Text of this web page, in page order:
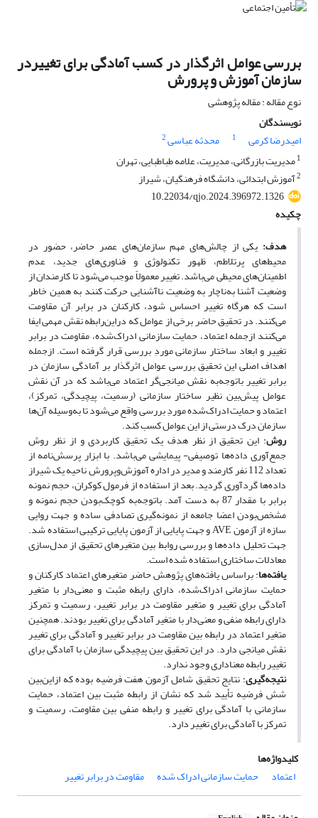
بررسی عوامل اثرگذار در کسب آمادگی برای تغییردر
سازمان آموزش و پرورش
نوع مقاله : مقاله پژوهشی
نویسندگان
امیدرضا کرمی
1 محدثه عباسی2
1مدیریت بازرگانی، مدیریت، علامه طباطبایی، تهران
2آموزش ابتدائی، دانشگاه فرهنگیان، شیراز
10.22034/qjo.2024.396972.1326
چکیده
هدف: یکی از چالش‌های‌ مهم سازمان‌های‌ عصر حاضر، حضور در
محیط‌های‌ پرتلاطم‌، ظهور تکنولوژی و فناوری‌های‌ جدید، عدم
اطمینان‌های‌ محیطی می‌باشد. تغییر معمولاً موجب می‌شود تا کارمندان از
وضعیت آشنا به‌ناچار به وضعیت ناآشنایی حرکت کنند به همین خاطر
است که هرگاه‌ تغییر احساس شود، کارکنان در برابر آن مقاومت
می‌کنند. در تحقیق حاضر برخی از عوامل که دراین‌رابطه‌ نقش مهمی ایفا
می‌کنند ازجمله اعتماد، حمایت سازمانی ادراک‌شده‌، مقاومت در برابر
تغییر و ابعاد ساختار سازمانی موردِ بررسی‌ قرار گرفته است. ازجمله‌
اهداف اصلی این تحقیق بررسی عوامل اثرگذار بر آمادگی سازمان در
برابر تغییر باتوجه‌به‌ نقش میانجی‌گر اعتماد می‌باشد که در آن نقش
عوامل پیش‌بین‌ نظیر ساختار سازمانی (رسمیت، پیچیدگی، تمرکز)،
اعتماد و حمایت ادراک‌شده‌ موردِ بررسی‌ واقع می‌شود تا به‌وسیله‌ آن‌ها
سازمان درک درستی از این عوامل کسب کند.
روش: این تحقیق از نظر هدف یک تحقیق کاربردی و از نظر روش
جمع‌آوری‌ داده‌ها توصیفی- پیمایشی می‌باشد. با ابزار پرسش‌نامه‌ از
تعداد 112 نفر کارمند و مدیر در اداره آموزش‌وپرورش‌ ناحیه یک شیراز
داده‌ها گردآوری گردید. بعد از استفاده از فرمول کوکران، حجم نمونه
برابر با مقدار 87 به دست‌ آمد. باتوجه‌به‌ کوچک‌بودن‌ حجم نمونه و
مشخص‌بودن‌ اعضا جامعه از نمونه‌گیری‌ تصادفی ساده و جهت روایی
سازه از آزمون AVE و جهت پایایی از آزمون پایایی ترکیبی استفاده شد.
جهت تحلیل داده‌ها و بررسی روابط بین متغیرهای تحقیق از مدل‌سازی‌
معادلات ساختاری استفاده شده است.
یافته‌ها: براساس یافته‌های‌ پژوهش حاضر متغیرهای‌ اعتماد کارکنان و
حمایت سازمانی ادراک‌شده،‎ دارای رابطه مثبت و معنی‌دار با متغیر
آمادگی برای تغییر و متغیر مقاومت در برابر تغییر، رسمیت و تمرکز
دارای رابطه منفی و معنی‌دار با متغیر آمادگی برای تغییر بودند. همچنین
متغیر اعتماد در رابطه بین مقاومت در برابر تغییر و آمادگی برای تغییر
نقش میانجی دارد. در این تحقیق بین پیچیدگی سازمان با آمادگی برای
تغییر رابطه معناداری وجود ندارد.
نتیجه‌گیری: نتایج تحقیق شامل آزمون هفت فرضیه بوده که ازاین‌بین‌
شش فرضیه تأیید شد که نشان از رابطه مثبت بین اعتماد، حمایت
سازمانی با آمادگی برای تغییر و رابطه منفی بین مقاومت، رسمیت و
تمرکز با آمادگی برای تغییر دارد.
کلیدواژه‌ها
اعتماد
حمایت سازمانی ادراک شده مقاومت در برابر تغییر